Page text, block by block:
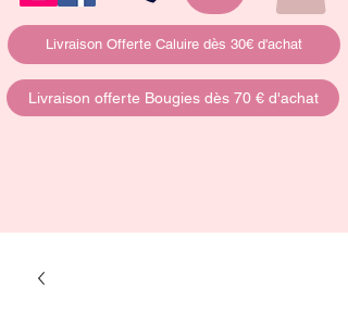
Livraison Offerte Caluire dès 30€ d'achat
Livraison offerte Bougies dès 70 € d'achat